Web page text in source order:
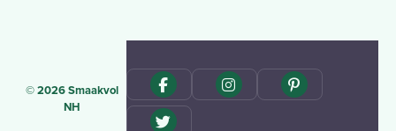
© 2026 Smaakvol
NH